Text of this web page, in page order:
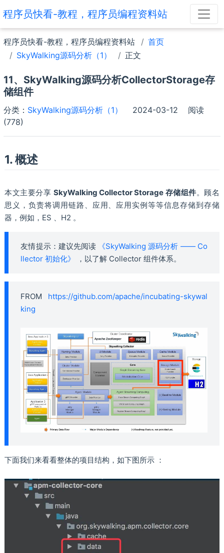
程序员快看-教程，程序员编程资料站
程序员快看-教程，程序员编程资料站
首页
SkyWalking源码分析（1）
正文
11、SkyWalking源码分析CollectorStorage存
储组件
分类： SkyWalking源码分析（1） 2024-03-12
阅读
(778)
1. 概述
本文主要分享 SkyWalking Collector Storage 存储组件。顾名
思义，负责将调用链路、应用、应用实例等等信息存储到存储
器，例如，ES 、H2 。
友情提示：建议先阅读
《SkyWalking 源码分析 —— Co
llector 初始化》
，以了解 Collector 组件体系。
FROM https://github.com/apache/incubating-skywal
king
下面我们来看看整体的项目结构，如下图所示 ：